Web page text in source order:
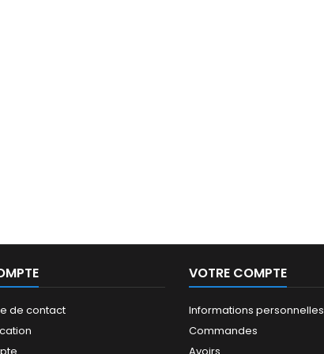
de contact
VOTRE COMPTE
Informations personnelles
Commandes